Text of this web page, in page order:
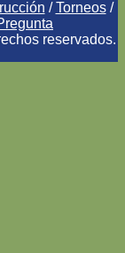
/Torneos/
reservados.